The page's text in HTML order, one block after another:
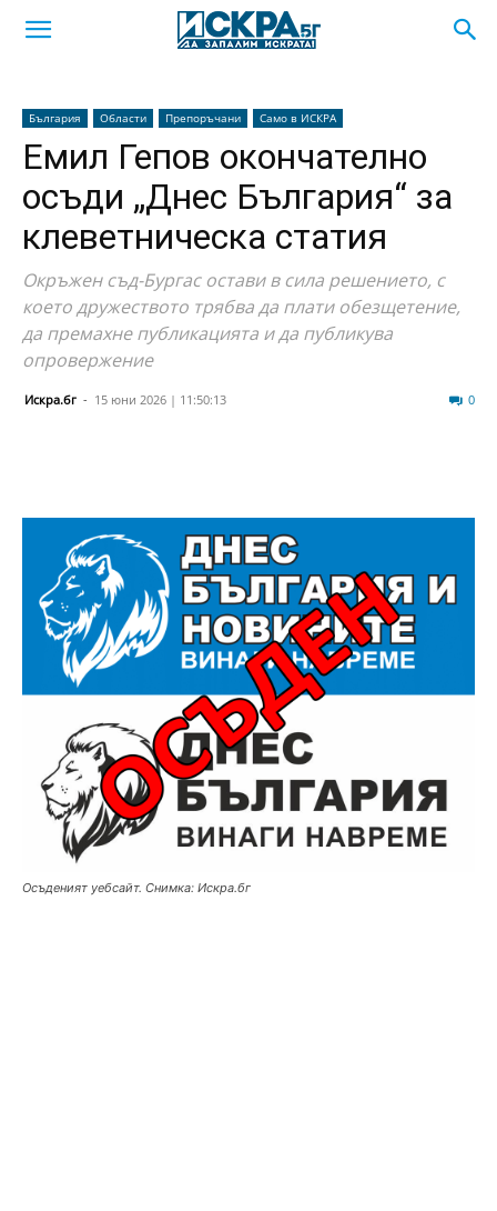
България Области Препоръчани Само в ИСКРА
Емил Гепов окончателно
осъди „Днес България“ за
клеветническа статия
Окръжен съд-Бургас остави в сила решението, с
което дружеството трябва да плати обезщетение,
да премахне публикацията и да публикува
опровержение
Искра.бг - 15 юни 2026 | 11:50:13 0
Осъденият уебсайт. Снимка: Искра.бг